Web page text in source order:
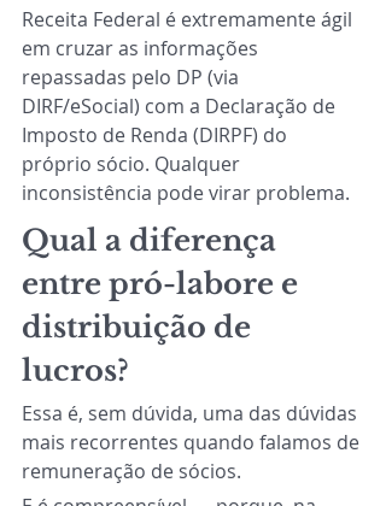
Receita Federal é extremamente ágil
em cruzar as informações
repassadas pelo DP (via
DIRF/eSocial) com a Declaração de
Imposto de Renda (DIRPF) do
próprio sócio. Qualquer
inconsistência pode virar problema.
Qual a diferença
entre pró-labore e
distribuição de
lucros?
Essa é, sem dúvida, uma das dúvidas
mais recorrentes quando falamos de
remuneração de sócios.